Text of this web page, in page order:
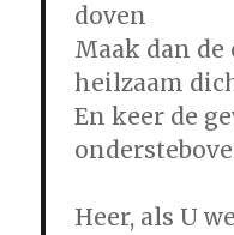
doven
Maak dan
heilzaam
En keer de
Heer, als U